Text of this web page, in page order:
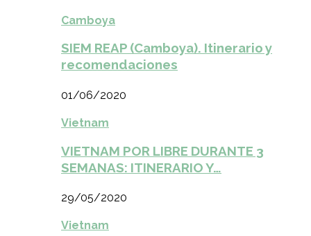
Camboya
SIEM REAP (Camboya). Itinerario y
recomendaciones
01/06/2020
Vietnam
VIETNAM POR LIBRE DURANTE 3
SEMANAS: ITINERARIO Y…
29/05/2020
Vietnam